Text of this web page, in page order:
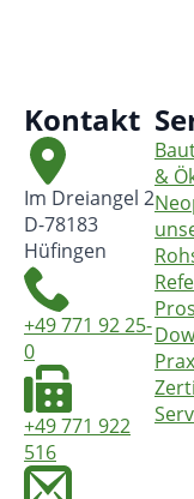
Kontakt
Im Dreiangel 2
D-78183
Hüfingen
+49 771 92 25-
0
+49 771 922
516
&